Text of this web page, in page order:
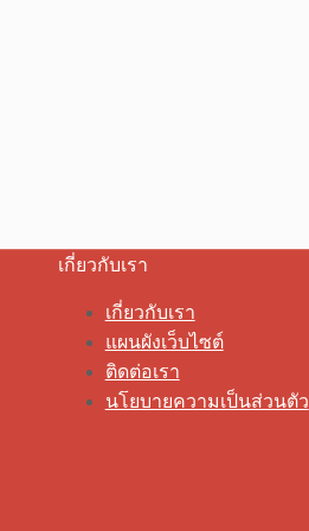
เกี่ยวกับเรา
เกี่ยวกับเรา
แผนผังเว็บไซต์
ติดต่อเรา
นโยบายความเป็นส่วนตัว